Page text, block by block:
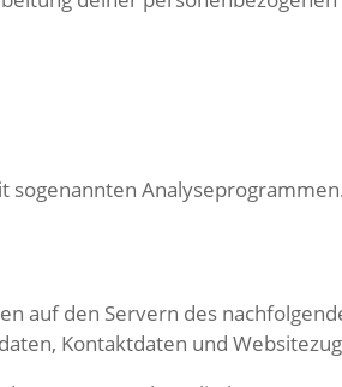
sogenannten
auf den Servern des
Kontaktdaten und